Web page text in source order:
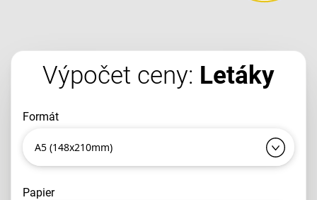
Výpočet ceny: Letáky
formát
A5 (148x210mm)
papier